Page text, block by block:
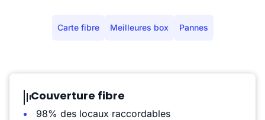
Carte fibre Meilleures box Pannes
Couverture fibre
98% des locaux raccordables